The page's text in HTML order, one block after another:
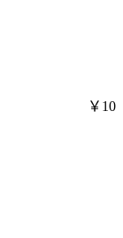
￥10